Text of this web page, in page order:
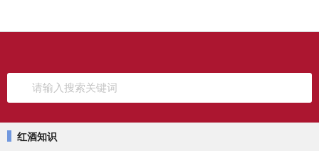
请输入搜索关键词
红酒知识